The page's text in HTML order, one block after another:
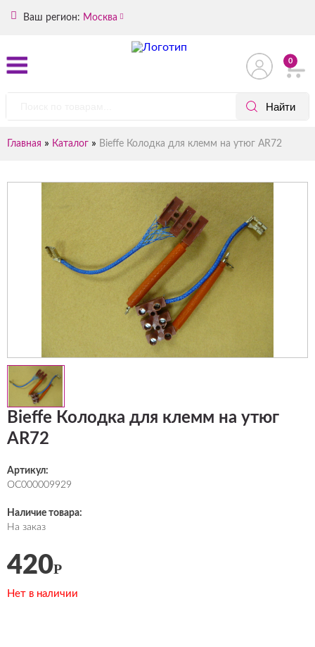
Ваш регион: Москва
0
Главная » Каталог » Bieffe Колодка для клемм на утюг AR72
Bieffe Колодка для клемм на утюг
AR72
Артикул:
ОС000009929
Наличие товара:
На заказ
420Р
Нет в наличии